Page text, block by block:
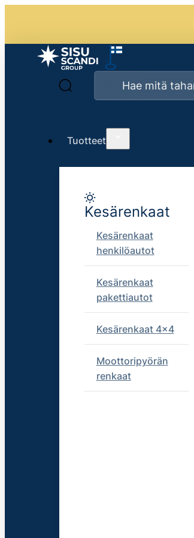
Tuotteet
Kesärenkaat
Kesärenkaat
henkilöautot
Kesärenkaat
pakettiautot
Kesärenkaat 4x4
Moottoripyörän
renkaat